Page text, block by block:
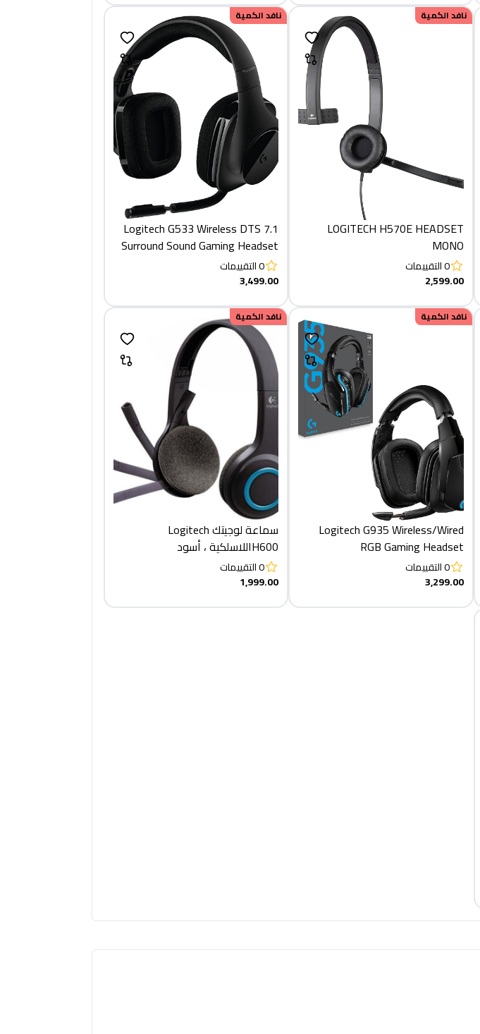
نافد الكمية
LOGITECH H570E HEADSET
MONO
0التقييمات
2,599.00
نافد الكمية
Logitech G533 Wireless DTS 7.1
Surround Sound Gaming Headset
0التقييمات
3,499.00
نافد الكمية
Logitech G935 Wireless/Wired
RGB Gaming Headset
0التقييمات
3,299.00
نافد الكمية
سماعة لوجيتك Logitech
H600اللاسلكية ، أسود
0التقييمات
1,999.00